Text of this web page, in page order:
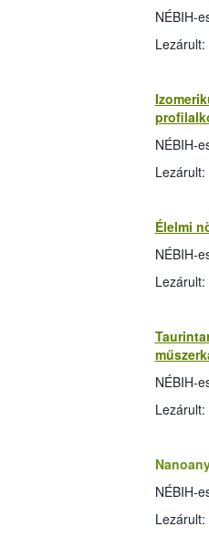
NÉBIH-
NÉBIH-
Élelmi
NÉBIH-
NÉBIH-
NÉBIH-